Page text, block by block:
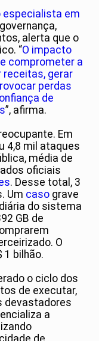
especialista em
alerta que o
“O impacto
comprometer a
receitas, gerar
perdas
de
”, afirma.
Em
4,8 mil ataques
média de
oficiais
. Desse total, 3
Um caso grave
do sistema
GB de
O
1 bilhão.
o ciclo dos
de executar,
devastadores
a